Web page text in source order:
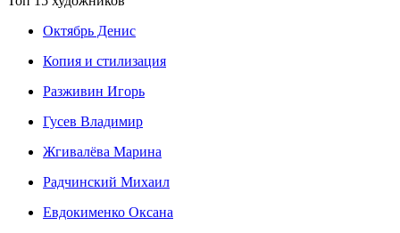
Октябрь Денис
Копия и стилизация
Разживин Игорь
Гусев Владимир
Жгивалёва Марина
Радчинский Михаил
Евдокименко Оксана